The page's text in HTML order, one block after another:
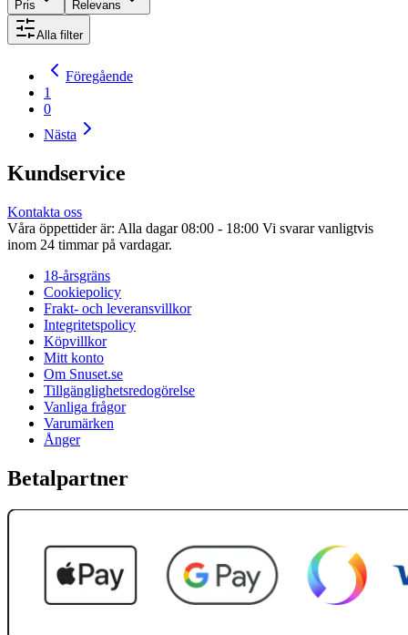
Pris Relevans
Alla filter
Föregående
1
0
Nästa
Kundservice
Kontakta oss
Våra öppettider är: Alla dagar 08:00 - 18:00 Vi svarar vanligtvis
inom 24 timmar på vardagar.
18-årsgräns
Cookiepolicy
Frakt- och leveransvillkor
Integritetspolicy
Köpvillkor
Mitt konto
Om Snuset.se
Tillgänglighetsredogörelse
Vanliga frågor
Varumärken
Ånger
Betalpartner